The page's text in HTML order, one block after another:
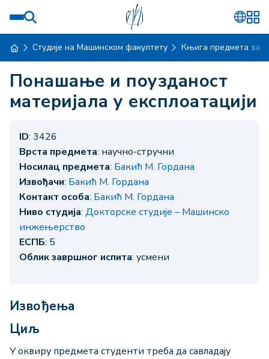
Студије на Машинском факултету Књига предмета за
Понашање и поузданост
материјала у експлоатацији
ID: 3426
Врста предмета: научно-стручни
Носилац предмета: Бакић М. Гордана
Извођачи: Бакић М. Гордана
Контакт особа: Бакић М. Гордана
Ниво студија: Докторске студије – Машинско
инжењерство
ЕСПБ: 5
Облик завршног испита: усмени
Извођења
Циљ
У оквиру предмета студенти треба да савладају